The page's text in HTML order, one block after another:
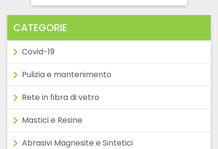
CATEGORIE
Covid-19
Pulizia e mantenimento
Rete in fibra di vetro
Mastici e Resine
Abrasivi Magnesite e Sintetici